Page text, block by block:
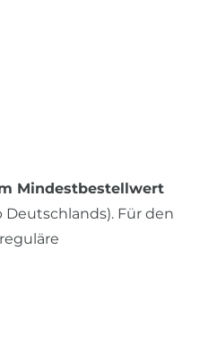
Mindestbestellwert
Deutschlands). Für den